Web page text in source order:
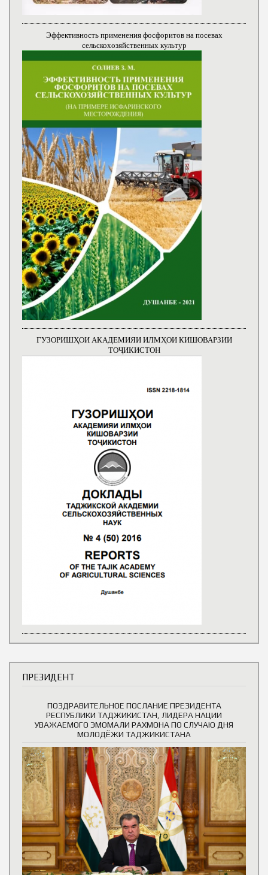
Эффективность применения фосфоритов на посевах
сельскохозяйственных культур
ГУЗОРИШҲОИ АКАДЕМИЯИ ИЛМҲОИ КИШОВАРЗИИ
ТОҶИКИСТОН
ПРЕЗИДЕНТ
ПОЗДРАВИТЕЛЬНОЕ ПОСЛАНИЕ ПРЕЗИДЕНТА
РЕСПУБЛИКИ ТАДЖИКИСТАН, ЛИДЕРА НАЦИИ
УВАЖАЕМОГО ЭМОМАЛИ РАХМОНА ПО СЛУЧАЮ ДНЯ
МОЛОДЁЖИ ТАДЖИКИСТАНА